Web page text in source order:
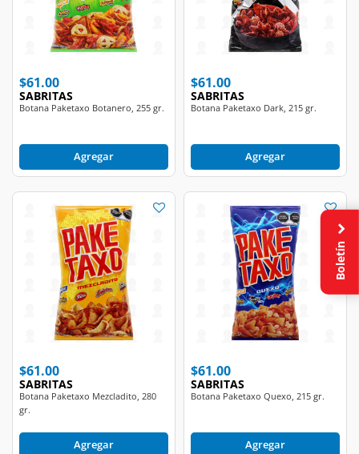
$61.00
SABRITAS
Botana Paketaxo Botanero, 255 gr.
Agregar
$61.00
SABRITAS
Botana Paketaxo Dark, 215 gr.
Agregar
$61.00
SABRITAS
Botana Paketaxo Mezcladito, 280
gr.
Agregar
$61.00
SABRITAS
Botana Paketaxo Quexo, 215 gr.
Agregar
Boletín